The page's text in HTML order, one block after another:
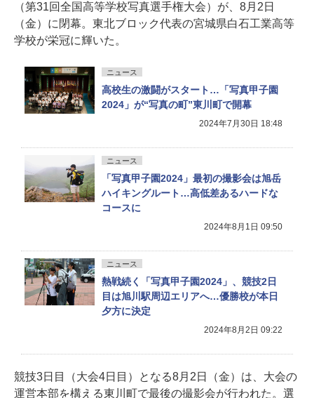
（第31回全国高等学校写真選手権大会）が、8月2日
（金）に閉幕。東北ブロック代表の宮城県白石工業高等
学校が栄冠に輝いた。
ニュース
高校生の激闘がスタート…「写真甲子園
2024」が“写真の町”東川町で開幕
2024年7月30日 18:48
ニュース
「写真甲子園2024」最初の撮影会は旭岳
ハイキングルート…高低差あるハードな
コースに
2024年8月1日 09:50
ニュース
熱戦続く「写真甲子園2024」、競技2日
目は旭川駅周辺エリアへ…優勝校が本日
夕方に決定
2024年8月2日 09:22
競技3日目（大会4日目）となる8月2日（金）は、大会の
運営本部を構える東川町で最後の撮影会が行われた。選